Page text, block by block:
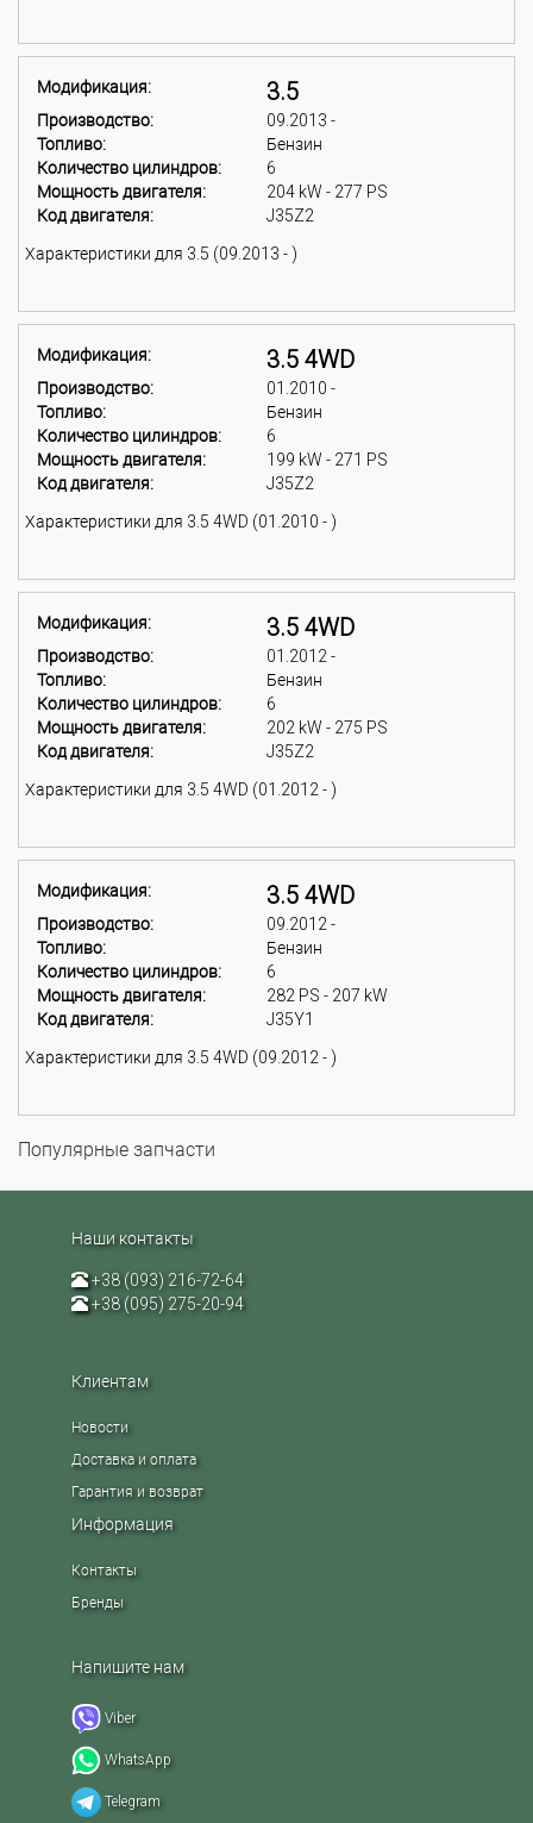
Модификация: 3.5
Производство:
09.2013 -
Топливо:
Бензин
Количество цилиндров:
6
Мощность двигателя:
204 kW - 277 PS
Код двигателя:
J35Z2
Характеристики для 3.5 (09.2013 - )
Модификация: 3.5 4WD
Производство:
01.2010 -
Топливо:
Бензин
Количество цилиндров:
6
Мощность двигателя:
199 kW - 271 PS
Код двигателя:
J35Z2
Характеристики для 3.5 4WD (01.2010 - )
Модификация: 3.5 4WD
Производство:
01.2012 -
Топливо:
Бензин
Количество цилиндров:
6
Мощность двигателя:
202 kW - 275 PS
Код двигателя:
J35Z2
Характеристики для 3.5 4WD (01.2012 - )
Модификация: 3.5 4WD
Производство:
09.2012 -
Топливо:
Бензин
Количество цилиндров:
6
Мощность двигателя:
282 PS - 207 kW
Код двигателя:
J35Y1
Характеристики для 3.5 4WD (09.2012 - )
Популярные запчасти
Наши контакты
+38 (093) 216-72-64
+38 (095) 275-20-94
Клиентам
Новости
Доставка и оплата
Гарантия и возврат
Информация
Контакты
Бренды
Напишите нам
Viber
WhatsApp
Telegram